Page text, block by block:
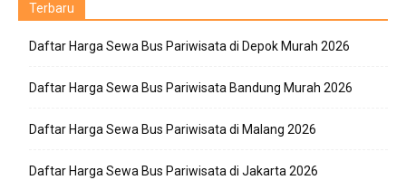
Terbaru
Daftar Harga Sewa Bus Pariwisata di Depok Murah 2026
Daftar Harga Sewa Bus Pariwisata Bandung Murah 2026
Daftar Harga Sewa Bus Pariwisata di Malang 2026
Daftar Harga Sewa Bus Pariwisata di Jakarta 2026